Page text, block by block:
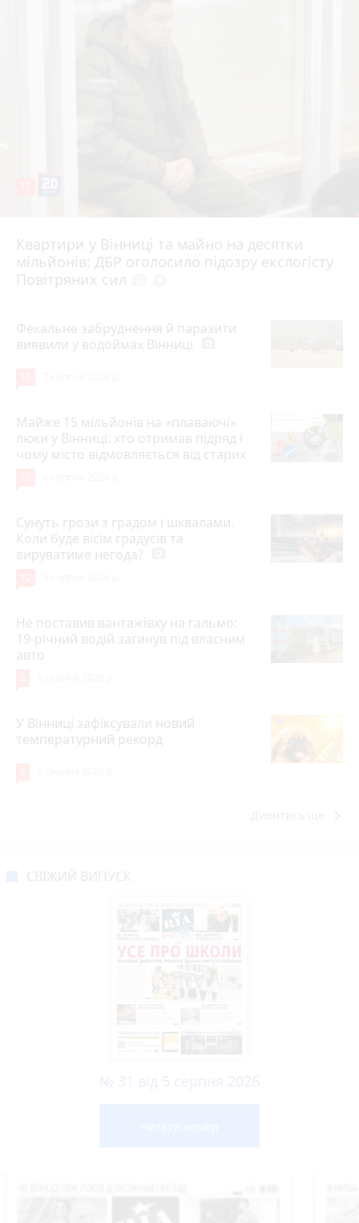
Квартири у Вінниці та майно на десятки
мільйонів: ДБР оголосило підозру екслогісту
Повітряних сил
6 серпня 2026 р.
Фекальне забруднення й паразити
виявили у водоймах Вінниці
Майже 15 мільйонів на «плаваючі»
люки у Вінниці: хто отримав підряд і
чому місто відмовляється від старих
Сунуть грози з градом і шквалами.
Коли буде вісім градусів та
вируватиме негода?
Не поставив вантажівку на гальмо:
19-річний водій загинув під власним
авто
У Вінниці зафіксували новий
температурний рекорд